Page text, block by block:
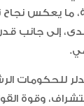
ما يعكس نجاح
إلى جانب
وقوة